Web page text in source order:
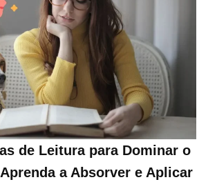
de Leitura para Dominar o
a Absorver e Aplicar